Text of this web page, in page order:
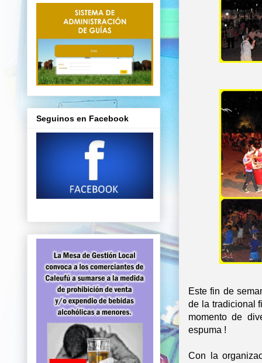
Este fin de
de la tradicional
momento de
espuma !
Con la
Seguinos en Facebook